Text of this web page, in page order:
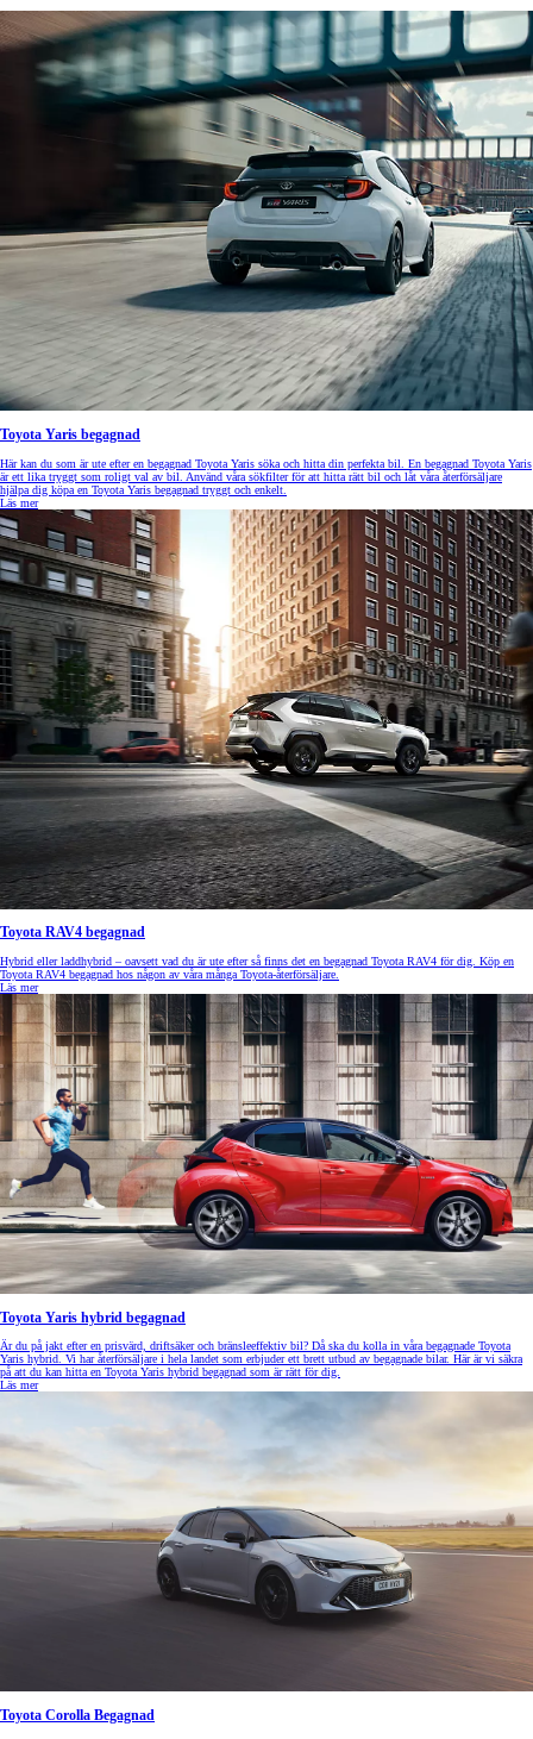
Toyota Yaris begagnad
Här kan du som är ute efter en begagnad Toyota Yaris söka och hitta din perfekta bil. En begagnad Toyota Yaris
är ett lika tryggt som roligt val av bil. Använd våra sökfilter för att hitta rätt bil och låt våra återförsäljare
hjälpa dig köpa en Toyota Yaris begagnad tryggt och enkelt.
Läs mer
Toyota RAV4 begagnad
Hybrid eller laddhybrid – oavsett vad du är ute efter så finns det en begagnad Toyota RAV4 för dig. Köp en
Toyota RAV4 begagnad hos någon av våra många Toyota-återförsäljare.
Läs mer
Toyota Yaris hybrid begagnad
Är du på jakt efter en prisvärd, driftsäker och bränsleeffektiv bil? Då ska du kolla in våra begagnade Toyota
Yaris hybrid. Vi har återförsäljare i hela landet som erbjuder ett brett utbud av begagnade bilar. Här är vi säkra
på att du kan hitta en Toyota Yaris hybrid begagnad som är rätt för dig.
Läs mer
Toyota Corolla Begagnad